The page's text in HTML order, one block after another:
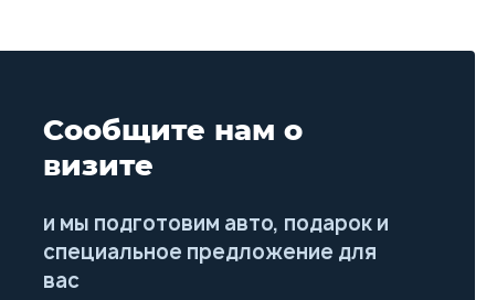
Сообщите нам о
визите
и мы подготовим авто, подарок и
специальное предложение для
вас